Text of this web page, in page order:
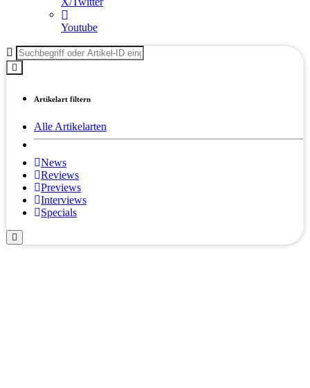
Youtube
Artikelart filtern
Alle Artikelarten
News
Reviews
Previews
Interviews
Specials